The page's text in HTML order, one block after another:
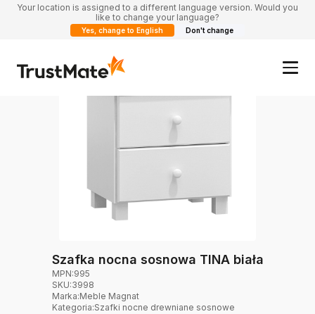
Your location is assigned to a different language version. Would you
like to change your language?
Yes, change to English Don't change
Szafka nocna sosnowa TINA biała
MPN:995
SKU:3998
Marka:Meble Magnat
Kategoria:Szafki nocne drewniane sosnowe